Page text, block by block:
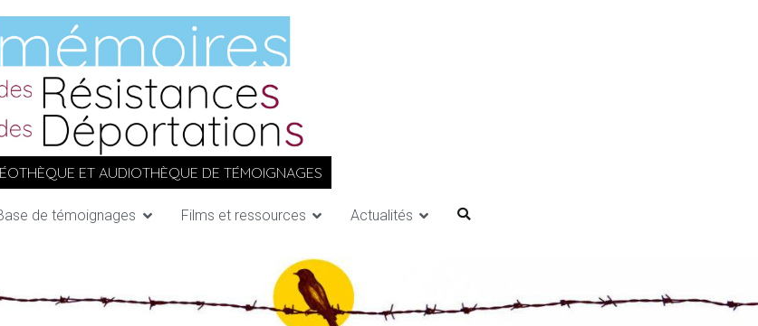
ET AUDIOTHÈQUE DE TÉMOIGNAGES
de témoignages Films et ressources Actualités